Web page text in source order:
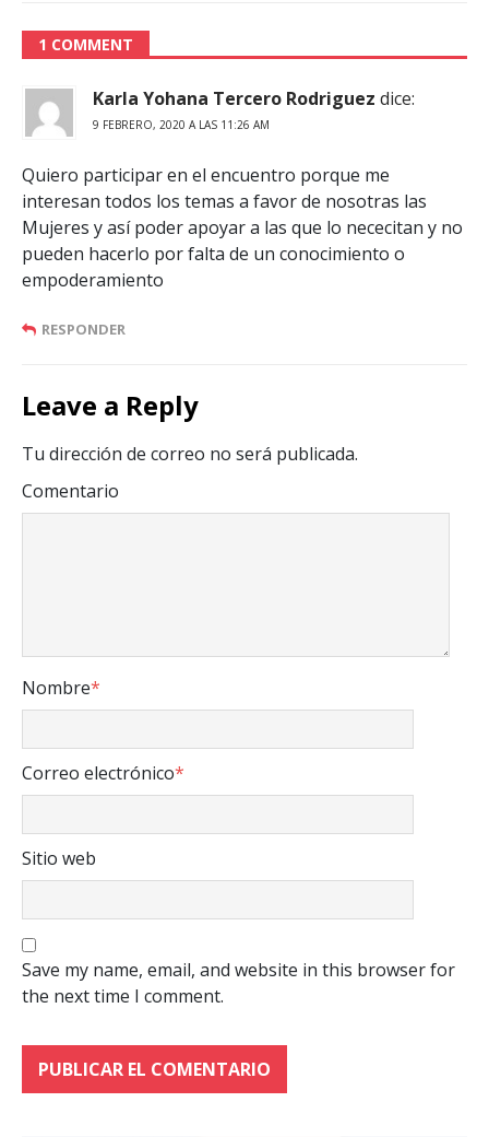
1 COMMENT
Karla Yohana Tercero Rodriguez dice:
9 FEBRERO, 2020 A LAS 11:26 AM
Quiero participar en el encuentro porque me
interesan todos los temas a favor de nosotras las
Mujeres y así poder apoyar a las que lo nececitan y no
pueden hacerlo por falta de un conocimiento o
empoderamiento
RESPONDER
Leave a Reply
Tu dirección de correo no será publicada.
Comentario
Nombre*
Correo electrónico*
Sitio web
Save my name, email, and website in this browser for
the next time I comment.